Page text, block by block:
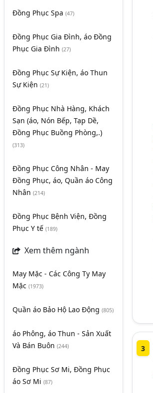
Đồng Phục Spa (47)
Đồng Phục Gia Đình, áo Đồng
Phục Gia Đình (27)
Đồng Phục Sự Kiện, áo Thun
Sự Kiện (21)
Đồng Phục Nhà Hàng, Khách
Sạn (áo, Nón Bếp, Tạp Dề,
Đồng Phục Buồng Phòng,.)
(313)
Đồng Phục Công Nhân - May
Đồng Phục, áo, Quần áo Công
Nhân (214)
Đồng Phục Bệnh Viện, Đồng
Phục Y tế (189)
Xem thêm ngành
May Mặc - Các Công Ty May
Mặc (1973)
Quần áo Bảo Hộ Lao Động (805)
áo Phông, áo Thun - Sản Xuất
Và Bán Buôn (244)
Đồng Phục Sơ Mi, Đồng Phục
áo Sơ Mi (87)
3